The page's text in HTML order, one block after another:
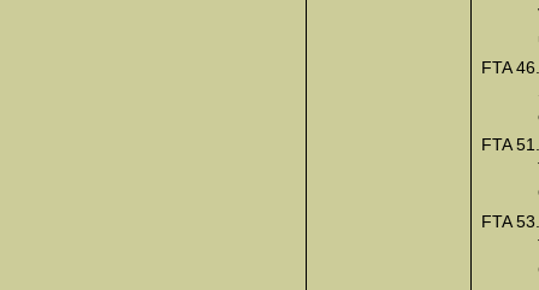
FTA 46.
FTA 51.
FTA 53.